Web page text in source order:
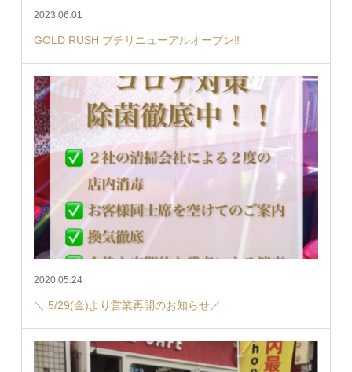
2023.06.01
GOLD RUSH プチリニューアルオープン‼︎
2020.05.24
＼ 5/29(金)より営業再開のお知らせ／